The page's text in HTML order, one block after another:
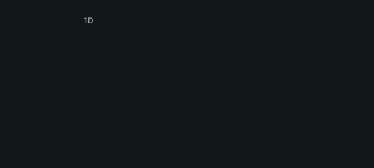
Bahasa Indonesia1D